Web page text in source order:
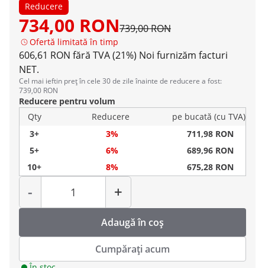
Reducere
734,00 RON739,00 RON
Ofertă limitată în timp
606,61 RON fără TVA (21%) Noi furnizăm facturi
NET.
Cel mai ieftin preț în cele 30 de zile înainte de reducere a fost:
739,00 RON
Reducere pentru volum
Qty
Reducere
pe bucată (cu TVA)
3+
3%
711,98 RON
5+
6%
689,96 RON
10+
8% 675,28 RON
-
Cantitate
+
Adaugă în coș
Cumpărați acum